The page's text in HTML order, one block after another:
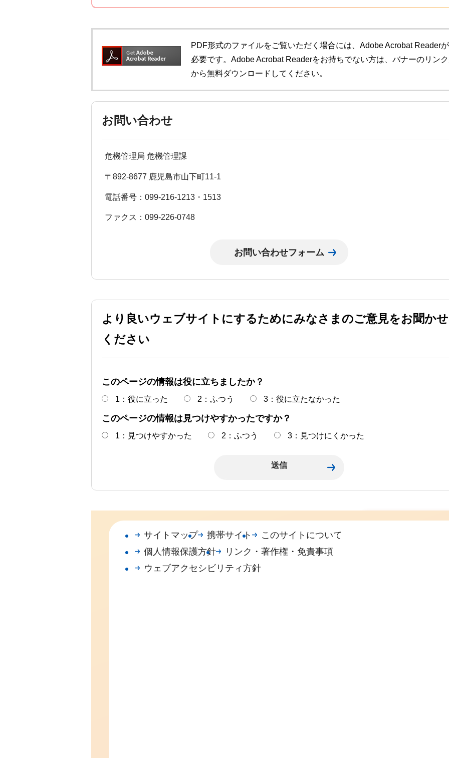
PDF形式のファイルをご覧いただく場合には、Adobe Acrobat Readerが
必要です。Adobe Acrobat Readerをお持ちでない方は、バナーのリン
から無料ダウンロードしてください。
お問い合わせ
危機管理局 危機管理課
〒892-8677 鹿児島市山下町11-1
電話番号：099-216-1213・1513
ファクス：099-226-0748
より良いウェブサイトにするためにみなさまのご意見をお聞かせ
ください
このページの情報は役に立ちましたか？
1：役に立った 2：ふつう 3：役に立たなかった
このページの情報は見つけやすかったですか？
1：見つけやすかった 2：ふつう 3：見つけにくかった
サイトマップ 携帯サイト
このサイトについて
個人情報保護方針
リンク・著作権・免責事項
ウェブアクセシビリティ方針